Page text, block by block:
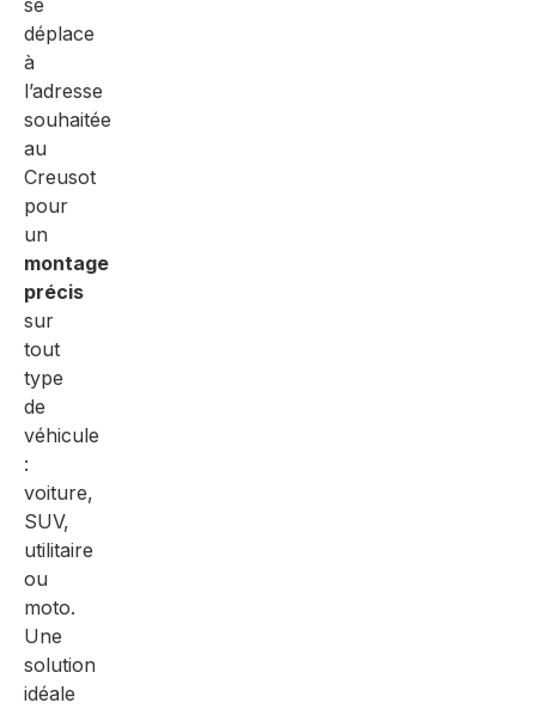
se
déplace
à
l’adresse
souhaitée
au
Creusot
pour
un
montage
précis
sur
tout
type
de
véhicule
:
voiture,
SUV,
utilitaire
ou
moto.
Une
solution
idéale